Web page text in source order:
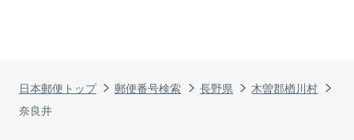
日本郵便トップ 郵便番号検索 長野県
木曽郡楢川村
奈良井